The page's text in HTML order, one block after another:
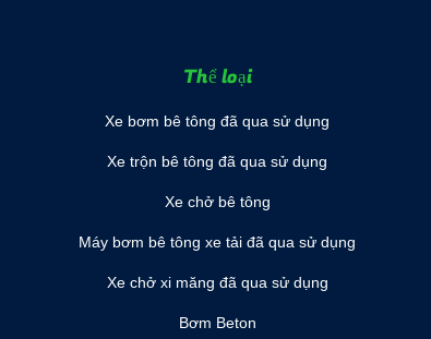
Thể loại
Xe bơm bê tông đã qua sử dụng
Xe trộn bê tông đã qua sử dụng
Xe chở bê tông
Máy bơm bê tông xe tải đã qua sử dụng
Xe chở xi măng đã qua sử dụng
Bơm Beton